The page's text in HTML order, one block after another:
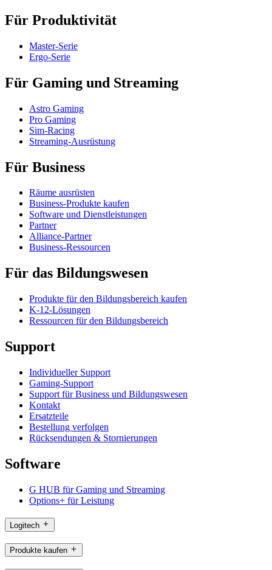
Für Produktivität
Master-Serie
Ergo-Serie
Für Gaming und Streaming
Astro Gaming
Pro Gaming
Sim-Racing
Streaming-Ausrüstung
Für Business
Räume ausrüsten
Business-Produkte kaufen
Software und Dienstleistungen
Partner
Alliance-Partner
Business-Ressourcen
Für das Bildungswesen
Produkte für den Bildungsbereich kaufen
K-12-Lösungen
Ressourcen für den Bildungsbereich
Support
Individueller Support
Gaming-Support
Support für Business und Bildungswesen
Kontakt
Ersatzteile
Bestellung verfolgen
Rücksendungen & Stornierungen
Software
G HUB für Gaming und Streaming
Options+ für Leistung
Logitech
Produkte kaufen